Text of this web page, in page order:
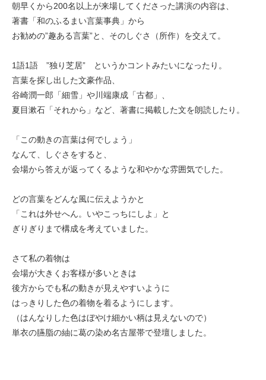
朝早くから200名以上が来場してくださった講演の内容は、
著書「和のふるまい言葉事典」から
お勧めの”趣ある言葉”と、そのしぐさ（所作）を交えて。
1語1語 ”独り芝居” というかコントみたいになったり。
言葉を探し出した文豪作品、
谷崎潤一郎「細雪」や川端康成「古都」、
夏目漱石「それから」など、著書に掲載した文を朗読したり。
「この動きの言葉は何でしょう」
なんて、しぐさをすると、
会場から答えが返ってくるような和やかな雰囲気でした。
どの言葉をどんな風に伝えようかと
「これは外せへん。いやこっちにしよ」と
ぎりぎりまで構成を考えていました。
さて私の着物は
会場が大きくお客様が多いときは
後方からでも私の動きが見えやすいように
はっきりした色の着物を着るようにします。
（はんなりした色はぼやけ細かい柄は見えないので）
単衣の臙脂の紬に葛の染め名古屋帯で登壇しました。